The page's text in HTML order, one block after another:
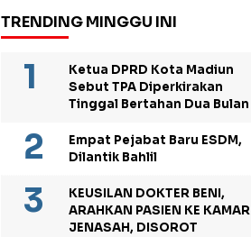
TRENDING MINGGU INI
Ketua DPRD Kota Madiun
Sebut TPA Diperkirakan
Tinggal Bertahan Dua Bulan
Empat Pejabat Baru ESDM,
Dilantik Bahlil
KEUSILAN DOKTER BENI,
ARAHKAN PASIEN KE KAMAR
JENASAH, DISOROT